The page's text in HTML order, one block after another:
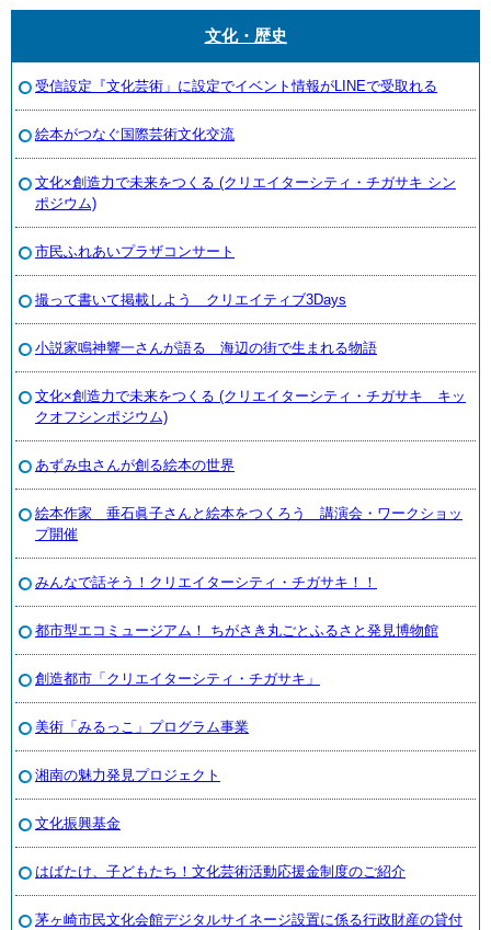
文化・歴史
受信設定『文化芸術」に設定でイベント情報がLINEで受取れる
絵本がつなぐ国際芸術文化交流
文化×創造力で未来をつくる (クリエイターシティ・チガサキ シン
ポジウム)
市民ふれあいプラザコンサート
撮って書いて掲載しよう クリエイティブ3Days
小説家鳴神響一さんが語る 海辺の街で生まれる物語
文化×創造力で未来をつくる (クリエイターシティ・チガサキ キッ
クオフシンポジウム)
あずみ虫さんが創る絵本の世界
絵本作家 垂石眞子さんと絵本をつくろう 講演会・ワークショッ
プ開催
みんなで話そう！クリエイターシティ・チガサキ！！
都市型エコミュージアム！ ちがさき丸ごとふるさと発見博物館
創造都市「クリエイターシティ・チガサキ」
美術「みるっこ」プログラム事業
湘南の魅力発見プロジェクト
文化振興基金
はばたけ、子どもたち！文化芸術活動応援金制度のご紹介
茅ヶ崎市民文化会館デジタルサイネージ設置に係る行政財産の貸付